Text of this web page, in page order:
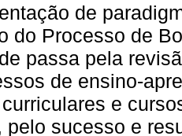
de
do Processo de
passa pela
de ensino-
e
pelo sucesso e